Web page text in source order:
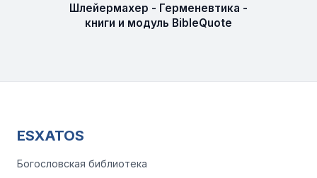
Шлейермахер - Герменевтика -
книги и модуль BibleQuote
ESXATOS
Богословская библиотека